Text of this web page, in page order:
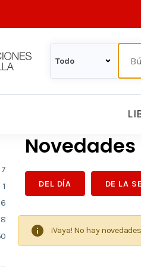
7
1
6
8
Novedades
DEL DÍA DE LA
¡Vaya! No hay